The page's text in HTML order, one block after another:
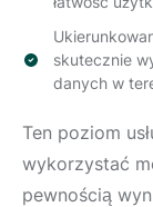
skutecznie
danych w
Ten poziom
wykorzystać
pewnością